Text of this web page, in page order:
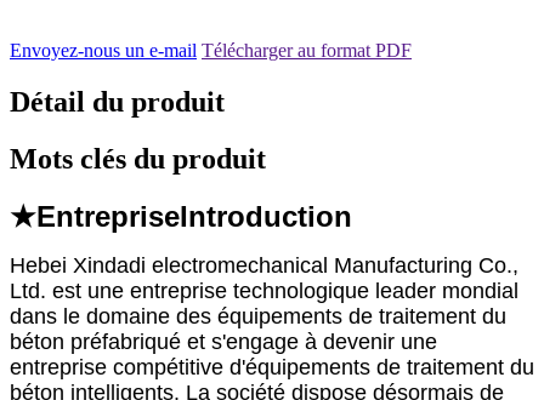
Envoyez-nous un e-mail Télécharger au format PDF
Détail du produit
Mots clés du produit
★EntrepriseIntroduction
Hebei Xindadi electromechanical Manufacturing Co.,
Ltd. est une entreprise technologique leader mondial
dans le domaine des équipements de traitement du
béton préfabriqué et s'engage à devenir une
entreprise compétitive d'équipements de traitement du
béton intelligents. La société dispose désormais de